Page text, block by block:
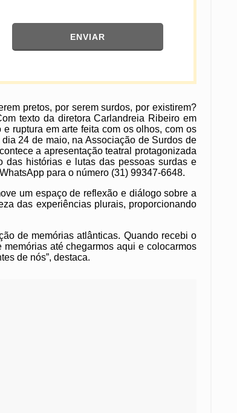
ENVIAR
pretos, por serem surdos, por existirem?
texto da diretora Carlandreia Ribeiro em
ruptura em arte feita com os olhos, com os
24 de maio, na Associação de Surdos de
a apresentação teatral protagonizada
das histórias e lutas das pessoas surdas e
para o número (31) 99347-6648.
um espaço de reflexão e diálogo sobre a
das experiências plurais, proporcionando
de memórias atlânticas. Quando recebi o
até chegarmos aqui e colocarmos
de nós”, destaca.